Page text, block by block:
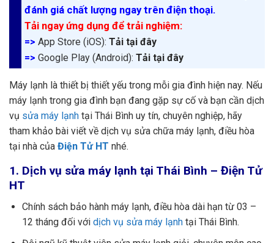
đánh giá chất lượng ngay trên điện thoại.
Tải ngay ứng dụng để trải nghiệm:
=> App Store (iOS): Tải tại đây
=> Google Play (Android): Tải tại đây
Máy lạnh là thiết bị thiết yếu trong mỗi gia đình hiện nay. Nếu
máy lạnh trong gia đình bạn đang gặp sự cố và bạn cần dịch
vụ sửa máy lạnh tại Thái Bình uy tín, chuyên nghiệp, hãy
tham khảo bài viết về dịch vụ sửa chữa máy lạnh, điều hòa
tại nhà của Điện Tử HT nhé.
1. Dịch vụ sửa máy lạnh tại Thái Bình – Điện Tử
HT
Chính sách bảo hành máy lạnh, điều hòa dài hạn từ 03 –
12 tháng đối với dịch vụ sửa máy lạnhtại Thái Bình.